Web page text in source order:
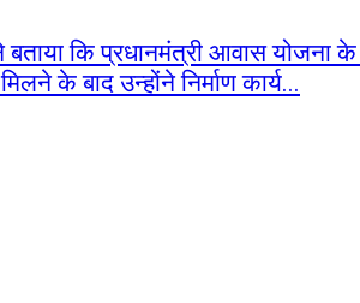
बताया कि प्रधानमंत्री आवास
के बाद उन्होंने निर्माण कार्य...